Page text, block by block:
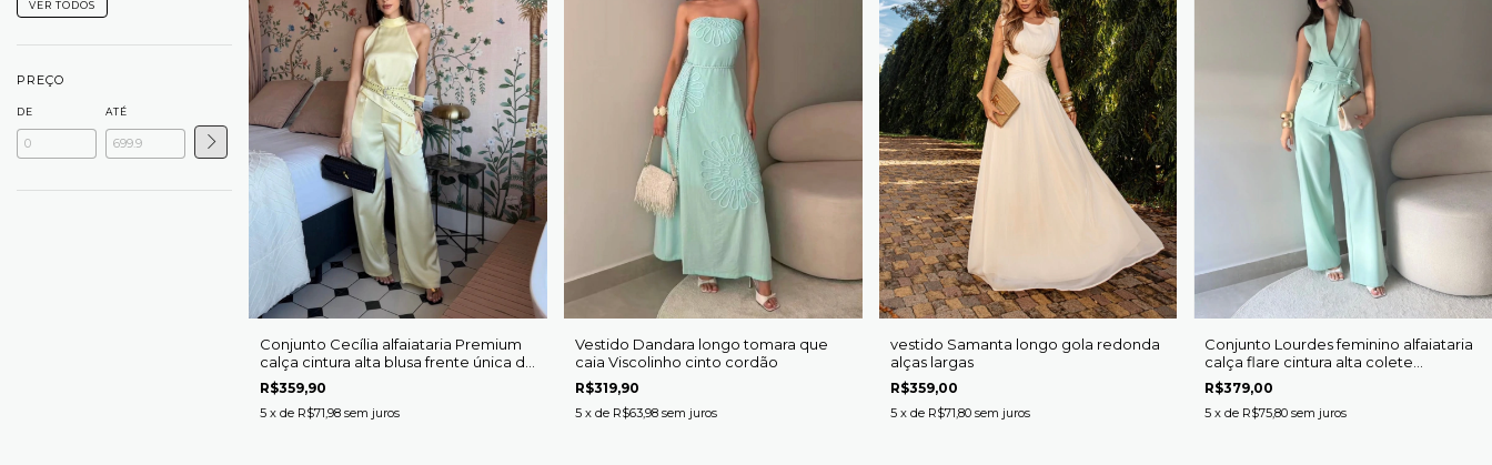
VER TODOS
PREÇO
DE ATÉ
Conjunto Cecília alfaiataria Premium
calça cintura alta blusa frente única de
cetim acompanha cinto
R$359,90
5 x de R$71,98 sem juros
Vestido Dandara longo tomara que
caia Viscolinho cinto cordão
R$319,90
5 x de R$63,98 sem juros
vestido Samanta longo gola redonda
alças largas
R$359,00
5 x de R$71,80 sem juros
Conjunto Lourdes feminino alfaiataria
calça flare cintura alta colete
alongado com cinto faixa
R$379,00
5 x de R$75,80 sem juros